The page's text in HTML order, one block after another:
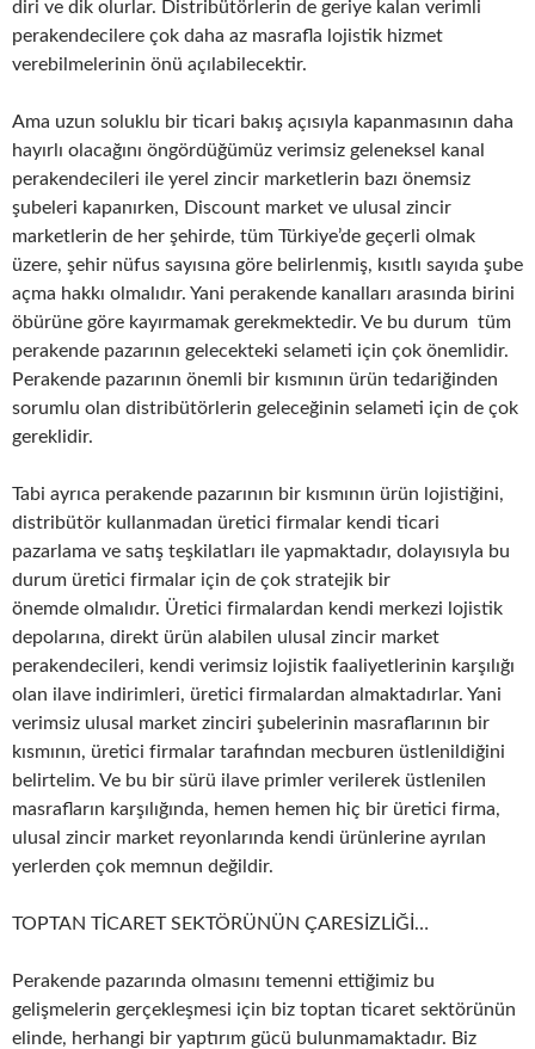
diri ve dik olurlar. Distribütörlerin de geriye kalan verimli
perakendecilere çok daha az masrafla lojistik hizmet
verebilmelerinin önü açılabilecektir.
Ama uzun soluklu bir ticari bakış açısıyla kapanmasının daha
hayırlı olacağını öngördüğümüz verimsiz geleneksel kanal
perakendecileri ile yerel zincir marketlerin bazı önemsiz
şubeleri kapanırken, Discount market ve ulusal zincir
marketlerin de her şehirde, tüm Türkiye’de geçerli olmak
üzere, şehir nüfus sayısına göre belirlenmiş, kısıtlı sayıda şube
açma hakkı olmalıdır. Yani perakende kanalları arasında birini
öbürüne göre kayırmamak gerekmektedir. Ve bu durum tüm
perakende pazarının gelecekteki selameti için çok önemlidir.
Perakende pazarının önemli bir kısmının ürün tedariğinden
sorumlu olan distribütörlerin geleceğinin selameti için de çok
gereklidir.
Tabi ayrıca perakende pazarının bir kısmının ürün lojistiğini,
distribütör kullanmadan üretici firmalar kendi ticari
pazarlama ve satış teşkilatları ile yapmaktadır, dolayısıyla bu
durum üretici firmalar için de çok stratejik bir
önemde olmalıdır. Üretici firmalardan kendi merkezi lojistik
depolarına, direkt ürün alabilen ulusal zincir market
perakendecileri, kendi verimsiz lojistik faaliyetlerinin karşılığı
olan ilave indirimleri, üretici firmalardan almaktadırlar. Yani
verimsiz ulusal market zinciri şubelerinin masraflarının bir
kısmının, üretici firmalar tarafından mecburen üstlenildiğini
belirtelim. Ve bu bir sürü ilave primler verilerek üstlenilen
masrafların karşılığında, hemen hemen hiç bir üretici firma,
ulusal zincir market reyonlarında kendi ürünlerine ayrılan
yerlerden çok memnun değildir.
TOPTAN TİCARET SEKTÖRÜNÜN ÇARESİZLİĞİ…
Perakende pazarında olmasını temenni ettiğimiz bu
gelişmelerin gerçekleşmesi için biz toptan ticaret sektörünün
elinde, herhangi bir yaptırım gücü bulunmamaktadır. Biz